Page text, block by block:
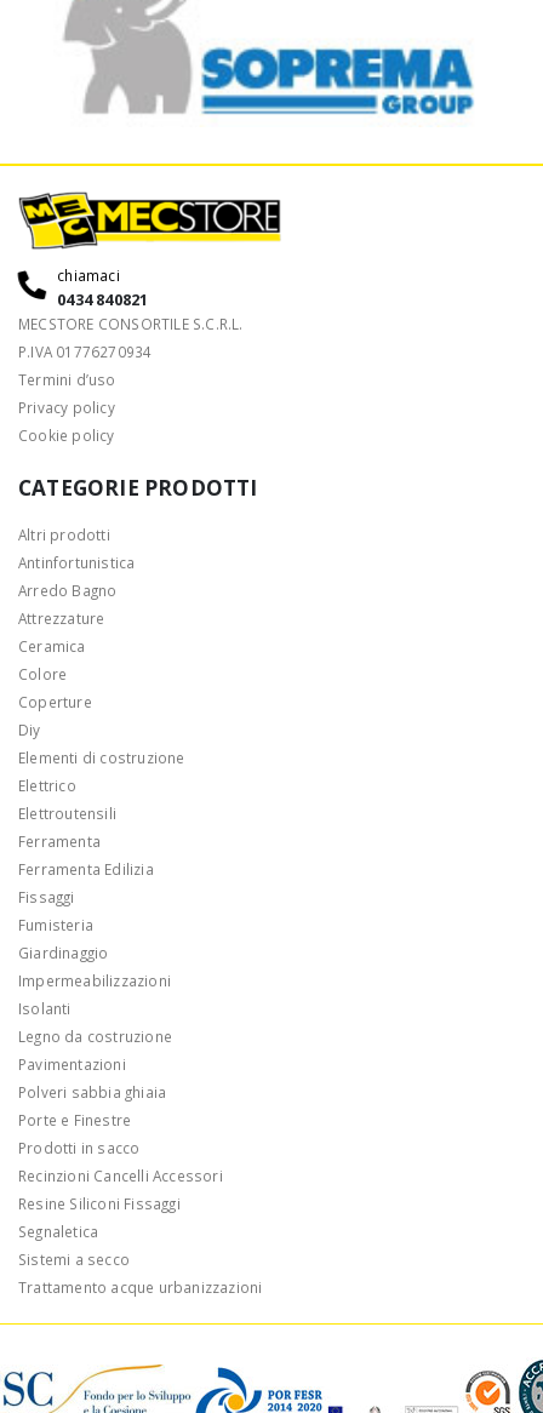
chiamaci
0434 840821
MECSTORE CONSORTILE S.C.R.L.
P.IVA 01776270934
Termini d’uso
Privacy policy
Cookie policy
CATEGORIE PRODOTTI
Altri prodotti
Antinfortunistica
Arredo Bagno
Attrezzature
Ceramica
Colore
Coperture
Diy
Elementi di costruzione
Elettrico
Elettroutensili
Ferramenta
Ferramenta Edilizia
Fissaggi
Fumisteria
Giardinaggio
Impermeabilizzazioni
Isolanti
Legno da costruzione
Pavimentazioni
Polveri sabbia ghiaia
Porte e Finestre
Prodotti in sacco
Recinzioni Cancelli Accessori
Resine Siliconi Fissaggi
Segnaletica
Sistemi a secco
Trattamento acque urbanizzazioni